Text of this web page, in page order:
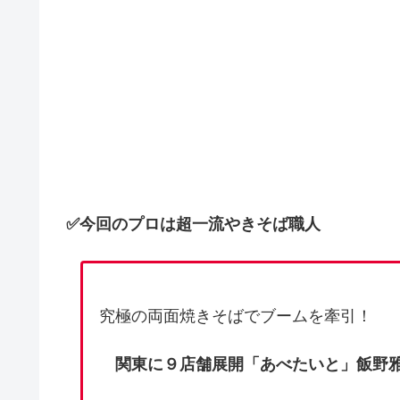
✅今回のプロは超一流やきそば職人
究極の両面焼きそばでブームを牽引！
関東に９店舗展開「あべたいと」飯野